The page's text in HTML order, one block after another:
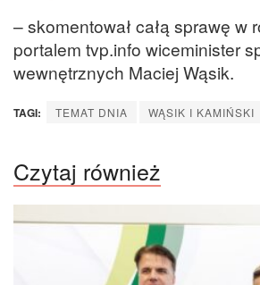
– skomentował całą sprawę w
portalem tvp.info wiceminister
wewnętrznych Maciej Wąsik.
TAGI: TEMAT DNIA WĄSIK I KAMIŃSKI
Czytaj również